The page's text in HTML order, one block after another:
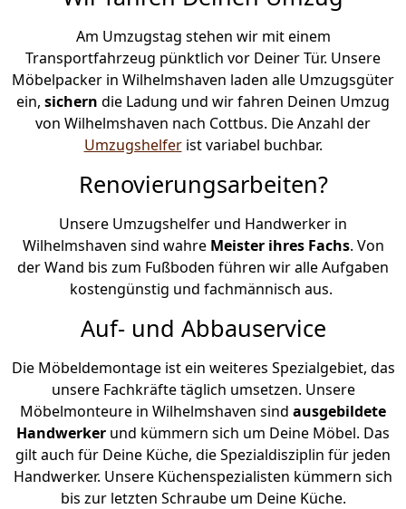
Am Umzugstag stehen wir mit einem
Transportfahrzeug pünktlich vor Deiner Tür. Unsere
Möbelpacker in Wilhelmshaven laden alle Umzugsgüter
ein, sichern die Ladung und wir fahren Deinen Umzug
von Wilhelmshaven nach Cottbus. Die Anzahl der
Umzugshelferist variabel buchbar.
Renovierungsarbeiten?
Unsere Umzugshelfer und Handwerker in
Wilhelmshaven sind wahre Meister ihres Fachs. Von
der Wand bis zum Fußboden führen wir alle Aufgaben
kostengünstig und fachmännisch aus.
Auf- und Abbauservice
Die Möbeldemontage ist ein weiteres Spezialgebiet, das
unsere Fachkräfte täglich umsetzen. Unsere
Möbelmonteure in Wilhelmshaven sind ausgebildete
Handwerker und kümmern sich um Deine Möbel. Das
gilt auch für Deine Küche, die Spezialdisziplin für jeden
Handwerker. Unsere Küchenspezialisten kümmern sich
bis zur letzten Schraube um Deine Küche.